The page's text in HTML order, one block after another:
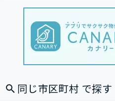
同じ市区町村 で探す